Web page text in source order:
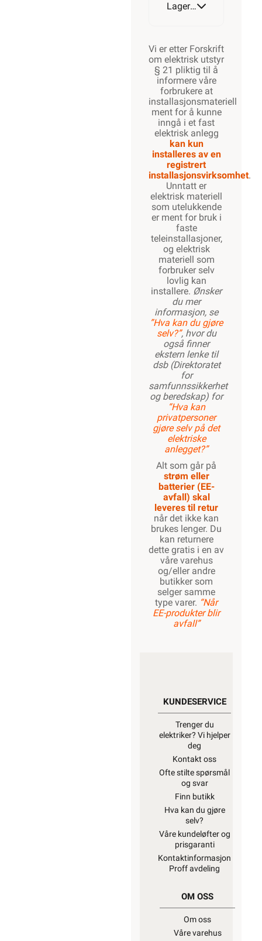
Lagerstatus
Vi er etter Forskrift
om elektrisk utstyr
§ 21 pliktig til å
informere våre
forbrukere at
installasjonsmateriell
ment for å kunne
inngå i et fast
elektrisk anlegg
kan kun
installeres av en
registrert
installasjonsvirksomhet.
Unntatt er
elektrisk materiell
som utelukkende
er ment for bruk i
faste
teleinstallasjoner,
og elektrisk
materiell som
forbruker selv
lovlig kan
installere. Ønsker
du mer
informasjon, se
”Hva kan du gjøre
selv?”, hvor du
også finner
ekstern lenke til
dsb (Direktoratet
for
samfunnssikkerhet
og beredskap) for
“Hva kan
privatpersoner
gjøre selv på det
elektriske
anlegget?”
Alt som går på
strøm eller
batterier (EE-
avfall) skal
leveres til retur
når det ikke kan
brukes lenger. Du
kan returnere
dette gratis i en av
våre varehus
og/eller andre
butikker som
selger samme
type varer. “Når
EE-produkter blir
avfall”
KUNDESERVICE
Trenger du
elektriker? Vi hjelper
deg
Kontakt oss
Ofte stilte spørsmål
og svar
Finn butikk
Hva kan du gjøre
selv?
Våre kundeløfter og
prisgaranti
Kontaktinformasjon
Proff avdeling
OM OSS
Om oss
Våre varehus